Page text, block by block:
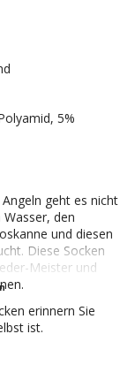
5%
geht es nicht
den
und diesen
Diese Socken
Meister und
erinnern Sie
ist.